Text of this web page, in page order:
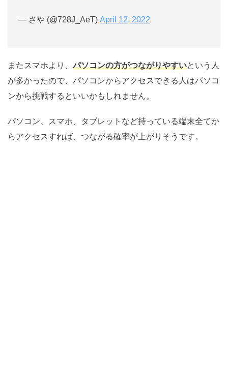
— さや (@728J_AeT) April 12, 2022
またスマホより、 パソコンの方がつながりやすいという人
が多かったので、パソコンからアクセスできる人はパソコ
ンから挑戦するといいかもしれません。
パソコン、スマホ、タブレットなど持っている端末全てか
らアクセスすれば、つながる確率が上がりそうです。